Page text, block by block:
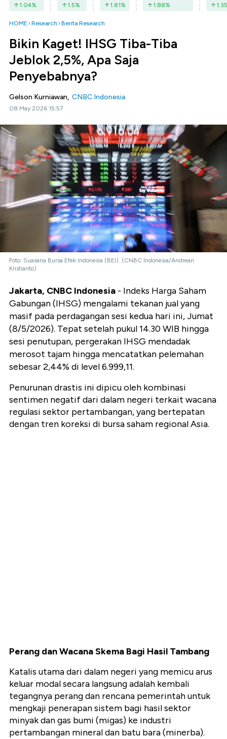
1.04% 1.5% 1.81% 1.88% 1.35
HOME Research Berita Research
Bikin Kaget! IHSG Tiba-Tiba
Jeblok 2,5%, Apa Saja
Penyebabnya?
Gelson Kurniawan, CNBC Indonesia
08 May 2026 15:57
Foto: Suasana Bursa Efek Indonesia (BEI). (CNBC Indonesia/Andrean
Kristianto)
Jakarta, CNBC Indonesia - Indeks Harga Saham
Gabungan (IHSG) mengalami tekanan jual yang
masif pada perdagangan sesi kedua hari ini, Jumat
(8/5/2026). Tepat setelah pukul 14.30 WIB hingga
sesi penutupan, pergerakan IHSG mendadak
merosot tajam hingga mencatatkan pelemahan
sebesar 2,44% di level 6.999,11.
Penurunan drastis ini dipicu oleh kombinasi
sentimen negatif dari dalam negeri terkait wacana
regulasi sektor pertambangan, yang bertepatan
dengan tren koreksi di bursa saham regional Asia.
Perang dan Wacana Skema Bagi Hasil Tambang
Katalis utama dari dalam negeri yang memicu arus
keluar modal secara langsung adalah kembali
tegangnya perang dan rencana pemerintah untuk
mengkaji penerapan sistem bagi hasil sektor
minyak dan gas bumi (migas) ke industri
pertambangan mineral dan batu bara (minerba).